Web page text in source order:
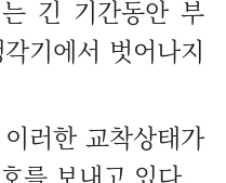
긴 기간동안 부
기에서 벗어나지
러한 교착상태가
를 보내고 있다.